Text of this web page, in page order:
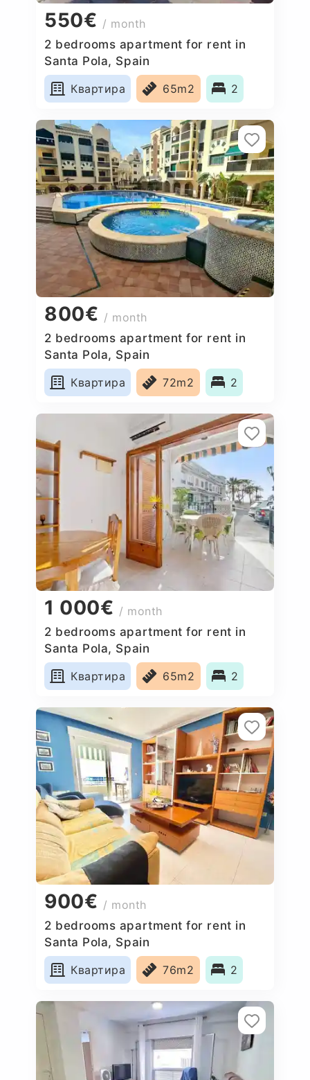
550€ / month
2 bedrooms apartment for rent in
Santa Pola, Spain
Квартира
65m2 2
800€ / month
2 bedrooms apartment for rent in
Santa Pola, Spain
Квартира
72m2 2
1 000€ / month
2 bedrooms apartment for rent in
Santa Pola, Spain
Квартира
65m2 2
900€ / month
2 bedrooms apartment for rent in
Santa Pola, Spain
Квартира
76m2 2